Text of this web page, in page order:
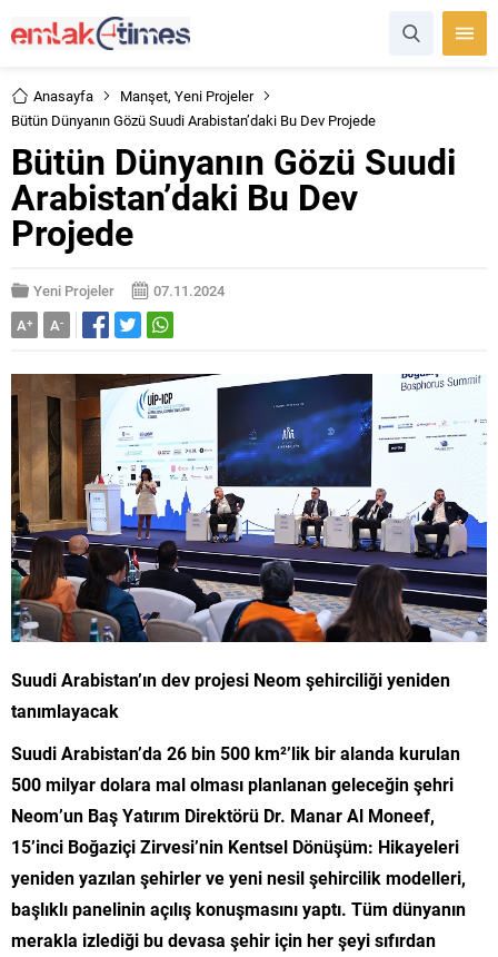
Anasayfa Manşet, Yeni Projeler
Bütün Dünyanın Gözü Suudi Arabistan’daki Bu Dev Projede
Bütün Dünyanın Gözü Suudi
Arabistan’daki Bu Dev
Projede
Yeni Projeler
07.11.2024
A+ A-
Suudi Arabistan’ın dev projesi Neom şehirciliği yeniden
tanımlayacak
Suudi Arabistan’da 26 bin 500 km²’lik bir alanda kurulan
500 milyar dolara mal olması planlanan geleceğin şehri
Neom’un Baş Yatırım Direktörü Dr. Manar Al Moneef,
15’inci Boğaziçi Zirvesi’nin Kentsel Dönüşüm: Hikayeleri
yeniden yazılan şehirler ve yeni nesil şehircilik modelleri,
başlıklı panelinin açılış konuşmasını yaptı. Tüm dünyanın
merakla izlediği bu devasa şehir için her şeyi sıfırdan